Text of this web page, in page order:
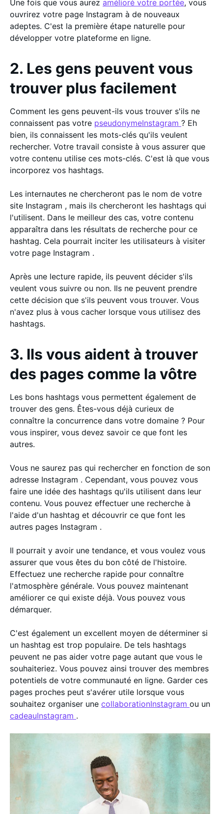
Une fois que vous aurez amélioré votre portée, vous
ouvrirez votre page Instagram à de nouveaux
adeptes. C'est la première étape naturelle pour
développer votre plateforme en ligne.
2. Les gens peuvent vous
trouver plus facilement
Comment les gens peuvent-ils vous trouver s'ils ne
connaissent pas votre pseudonymeInstagram ? Eh
bien, ils connaissent les mots-clés qu'ils veulent
rechercher. Votre travail consiste à vous assurer que
votre contenu utilise ces mots-clés. C'est là que vous
incorporez vos hashtags.
Les internautes ne chercheront pas le nom de votre
site Instagram , mais ils chercheront les hashtags qui
l'utilisent. Dans le meilleur des cas, votre contenu
apparaîtra dans les résultats de recherche pour ce
hashtag. Cela pourrait inciter les utilisateurs à visiter
votre page Instagram .
Après une lecture rapide, ils peuvent décider s'ils
veulent vous suivre ou non. Ils ne peuvent prendre
cette décision que s'ils peuvent vous trouver. Vous
n'avez plus à vous cacher lorsque vous utilisez des
hashtags.
3. Ils vous aident à trouver
des pages comme la vôtre
Les bons hashtags vous permettent également de
trouver des gens. Êtes-vous déjà curieux de
connaître la concurrence dans votre domaine ? Pour
vous inspirer, vous devez savoir ce que font les
autres.
Vous ne saurez pas qui rechercher en fonction de son
adresse Instagram . Cependant, vous pouvez vous
faire une idée des hashtags qu'ils utilisent dans leur
contenu. Vous pouvez effectuer une recherche à
l'aide d'un hashtag et découvrir ce que font les
autres pages Instagram .
Il pourrait y avoir une tendance, et vous voulez vous
assurer que vous êtes du bon côté de l'histoire.
Effectuez une recherche rapide pour connaître
l'atmosphère générale. Vous pouvez maintenant
améliorer ce qui existe déjà. Vous pouvez vous
démarquer.
C'est également un excellent moyen de déterminer si
un hashtag est trop populaire. De tels hashtags
peuvent ne pas aider votre page autant que vous le
souhaiteriez. Vous pouvez ainsi trouver des membres
potentiels de votre communauté en ligne. Garder ces
pages proches peut s'avérer utile lorsque vous
souhaitez organiser une collaborationInstagram ou un
cadeauInstagram .